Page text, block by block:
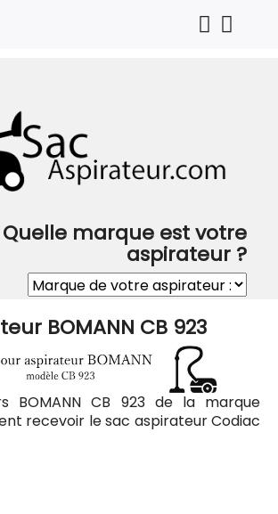
Quelle marque est votre
aspirateur ?
BOMANN CB 923
BOMANN CB 923 de la marque
recevoir le sac aspirateur Codiac